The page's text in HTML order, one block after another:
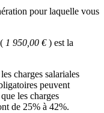
pour laquelle vous
1 950,00 €) est la
charges salariales
peuvent
les charges
de 25% à 42%.